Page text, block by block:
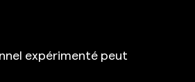
expérimenté peut